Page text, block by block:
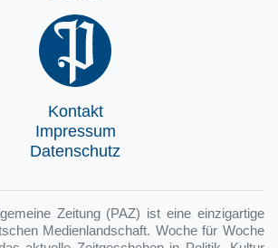
Kontakt
Impressum
Datenschutz
Zeitung (PAZ) ist eine einzigartige
Medienlandschaft. Woche für Woche